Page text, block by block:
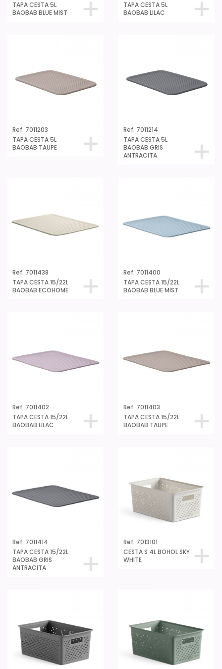
TAPA CESTA 5L
BAOBAB BLUE MIST
TAPA CESTA 5L
BAOBAB LILAC
Ref. 7011203
TAPA CESTA 5L
BAOBAB TAUPE
Ref. 7011214
TAPA CESTA 5L
BAOBAB GRIS
ANTRACITA
Ref. 7011438
TAPA CESTA 15/22L
BAOBAB ECOHOME
Ref. 7011400
TAPA CESTA 15/22L
BAOBAB BLUE MIST
Ref. 7011402
TAPA CESTA 15/22L
BAOBAB LILAC
Ref. 7011403
TAPA CESTA 15/22L
BAOBAB TAUPE
Ref. 7011414
TAPA CESTA 15/22L
BAOBAB GRIS
ANTRACITA
Ref. 7013101
CESTA S 4L BOHOL SKY
WHITE